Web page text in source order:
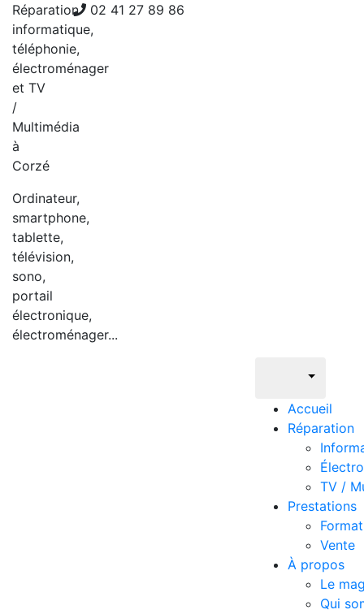
Réparation
informatique,
téléphonie,
électroménager
et TV
/
Multimédia
à
Corzé
02 41 27 89 86
Ordinateur,
smartphone,
tablette,
télévision,
sono,
portail
électronique,
électroménager...
Accueil
Réparation
TV /
Prestations
Vente
À propos
Le
Qui